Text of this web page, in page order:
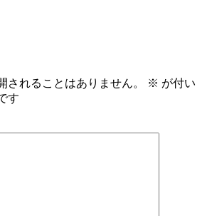
されることはありません。 ※ が付い
す